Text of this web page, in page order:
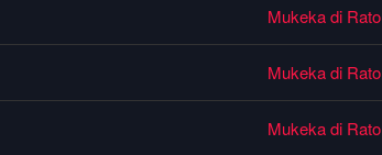
Mukeka di Rato
Mukeka di Rato
Mukeka di Rato